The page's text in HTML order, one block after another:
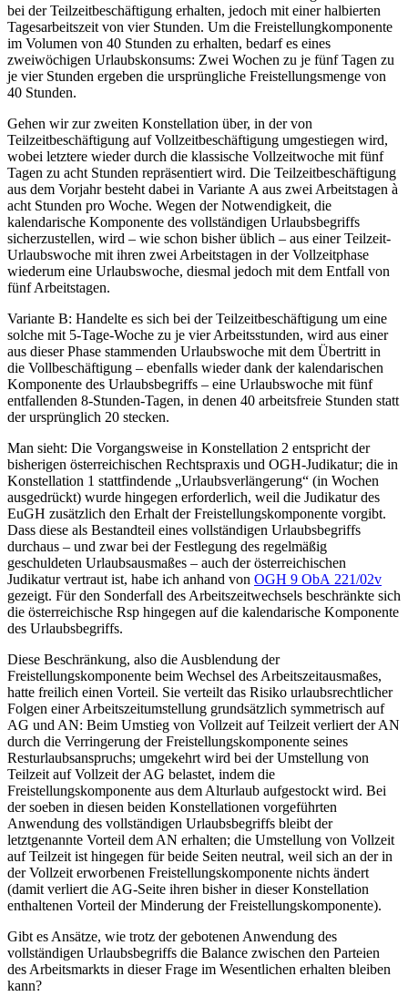
bei der Teilzeitbeschäftigung erhalten, jedoch mit einer halbierten
Tagesarbeitszeit von vier Stunden. Um die Freistellungkomponente
im Volumen von 40 Stunden zu erhalten, bedarf es eines
zweiwöchigen Urlaubskonsums: Zwei Wochen zu je fünf Tagen zu
je vier Stunden ergeben die ursprüngliche Freistellungsmenge von
40 Stunden.
Gehen wir zur zweiten Konstellation über, in der von
Teilzeitbeschäftigung auf Vollzeitbeschäftigung umgestiegen wird,
wobei letztere wieder durch die klassische Vollzeitwoche mit fünf
Tagen zu acht Stunden repräsentiert wird. Die Teilzeitbeschäftigung
aus dem Vorjahr besteht dabei in Variante A aus zwei Arbeitstagen à
acht Stunden pro Woche. Wegen der Notwendigkeit, die
kalendarische Komponente des vollständigen Urlaubsbegriffs
sicherzustellen, wird – wie schon bisher üblich – aus einer Teilzeit-
Urlaubswoche mit ihren zwei Arbeitstagen in der Vollzeitphase
wiederum eine Urlaubswoche, diesmal jedoch mit dem Entfall von
fünf Arbeitstagen.
Variante B: Handelte es sich bei der Teilzeitbeschäftigung um eine
solche mit 5-Tage-Woche zu je vier Arbeitsstunden, wird aus einer
aus dieser Phase stammenden Urlaubswoche mit dem Übertritt in
die Vollbeschäftigung – ebenfalls wieder dank der kalendarischen
Komponente des Urlaubsbegriffs – eine Urlaubswoche mit fünf
entfallenden 8-Stunden-Tagen, in denen 40 arbeitsfreie Stunden statt
der ursprünglich 20 stecken.
Man sieht: Die Vorgangsweise in Konstellation 2 entspricht der
bisherigen österreichischen Rechtspraxis und OGH-Judikatur; die in
Konstellation 1 stattfindende „Urlaubsverlängerung“ (in Wochen
ausgedrückt) wurde hingegen erforderlich, weil die Judikatur des
EuGH zusätzlich den Erhalt der Freistellungskomponente vorgibt.
Dass diese als Bestandteil eines vollständigen Urlaubsbegriffs
durchaus – und zwar bei der Festlegung des regelmäßig
geschuldeten Urlaubsausmaßes – auch der österreichischen
Judikatur vertraut ist, habe ich anhand von OGH 9 ObA 221/02v
gezeigt. Für den Sonderfall des Arbeitszeitwechsels beschränkte sich
die österreichische Rsp hingegen auf die kalendarische Komponente
des Urlaubsbegriffs.
Diese Beschränkung, also die Ausblendung der
Freistellungskomponente beim Wechsel des Arbeitszeitausmaßes,
hatte freilich einen Vorteil. Sie verteilt das Risiko urlaubsrechtlicher
Folgen einer Arbeitszeitumstellung grundsätzlich symmetrisch auf
AG und AN: Beim Umstieg von Vollzeit auf Teilzeit verliert der AN
durch die Verringerung der Freistellungskomponente seines
Resturlaubsanspruchs; umgekehrt wird bei der Umstellung von
Teilzeit auf Vollzeit der AG belastet, indem die
Freistellungskomponente aus dem Alturlaub aufgestockt wird. Bei
der soeben in diesen beiden Konstellationen vorgeführten
Anwendung des vollständigen Urlaubsbegriffs bleibt der
letztgenannte Vorteil dem AN erhalten; die Umstellung von Vollzeit
auf Teilzeit ist hingegen für beide Seiten neutral, weil sich an der in
der Vollzeit erworbenen Freistellungskomponente nichts ändert
(damit verliert die AG-Seite ihren bisher in dieser Konstellation
enthaltenen Vorteil der Minderung der Freistellungskomponente).
Gibt es Ansätze, wie trotz der gebotenen Anwendung des
vollständigen Urlaubsbegriffs die Balance zwischen den Parteien
des Arbeitsmarkts in dieser Frage im Wesentlichen erhalten bleiben
kann?